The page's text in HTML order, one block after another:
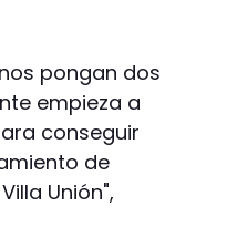
pongan dos
empieza a
conseguir
de
Unión",